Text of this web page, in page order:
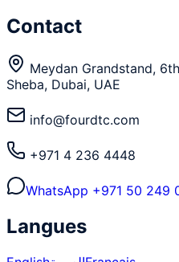
Contact
Meydan Grandstand,
Sheba, Dubai, UAE
info@fourdtc.com
+971 4 236 4448
WhatsApp +971 50 249
Langues